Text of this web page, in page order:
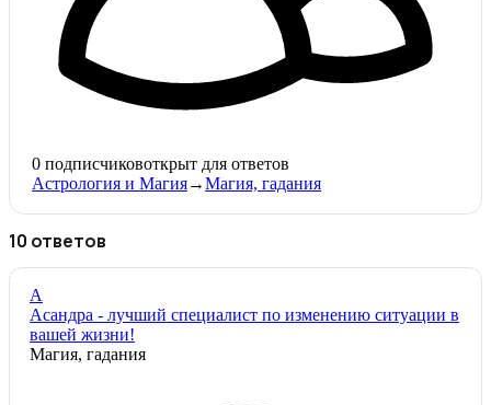
0 подписчиковоткрыт для ответов
Астрология и Магия→Магия, гадания
10 ответов
А
Асандра - лучший специалист по изменению ситуации в
вашей жизни!
Магия, гадания